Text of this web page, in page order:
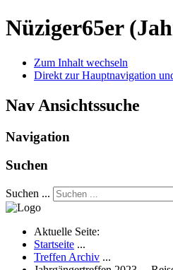
Nüziger65er
Zum Inhalt wechseln
Direkt zur Hauptnavigation
Nav Ansichtssuche
Navigation
Suchen
Suchen ...
Aktuelle Seite:
Startseite ...
Treffen Archiv ...